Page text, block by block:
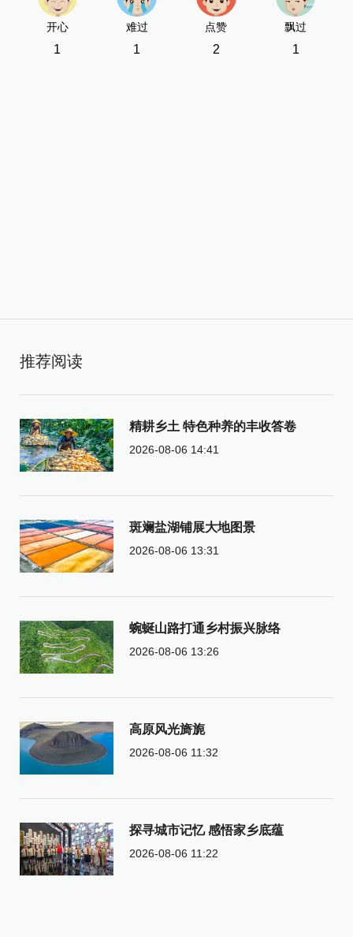
开心
1
难过
1
点赞
2
飘过
1
推荐阅读
精耕乡土 特色种养的丰收答卷
2026-08-06 14:41
斑斓盐湖铺展大地图景
2026-08-06 13:31
蜿蜒山路打通乡村振兴脉络
2026-08-06 13:26
高原风光旖旎
2026-08-06 11:32
探寻城市记忆 感悟家乡底蕴
2026-08-06 11:22